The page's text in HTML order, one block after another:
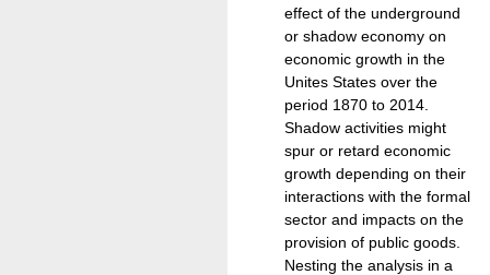
effect of the underground
or shadow economy on
economic growth in the
Unites States over the
period 1870 to 2014.
Shadow activities might
spur or retard economic
growth depending on their
interactions with the formal
sector and impacts on the
provision of public goods.
Nesting the analysis in a